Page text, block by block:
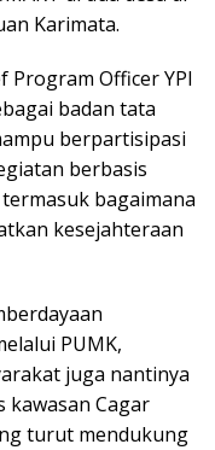
Karimata.
Program Officer YPI
badan tata
berpartisipasi
berbasis
bagaimana
kesejahteraan
PUMK,
juga nantinya
Cagar
turut mendukung